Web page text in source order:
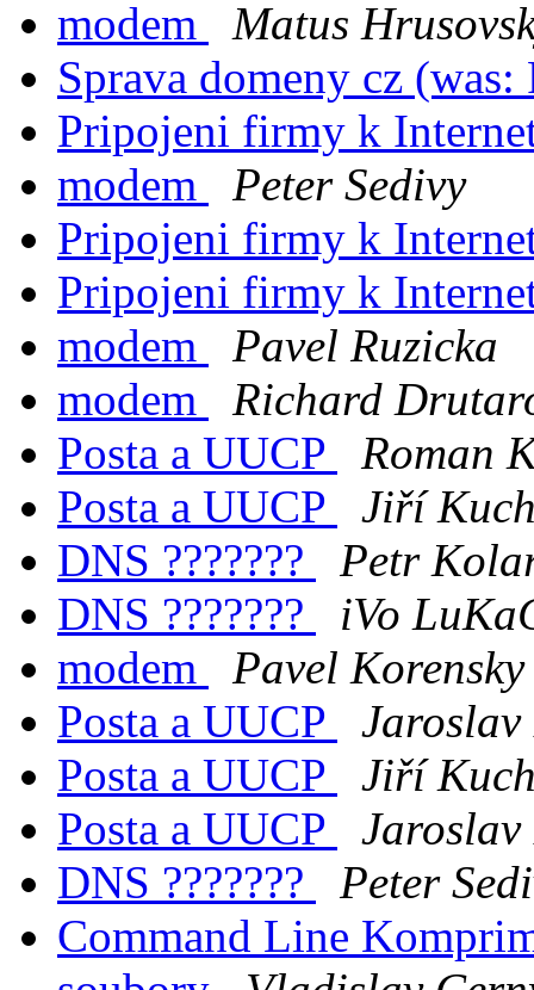
modem
Matus
Sprava domeny cz (was:
Pripojeni firmy k
modem
Peter Sedivy
Pripojeni firmy k
Pripojeni firmy k
modem
Pavel Ruzicka
modem
Richard
Posta a UUCP
Roman
Posta a UUCP
Jiří
DNS ???????
Petr
DNS ???????
iVo
modem
Pavel Korensky
Posta a UUCP
Posta a UUCP
Jiří
Posta a UUCP
DNS ???????
Peter
Command Line